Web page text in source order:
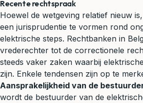
Recente rechtspraak
Hoewel de wetgeving relatief nieuw
een jurisprudentie te vormen rond
elektrische steps. Rechtbanken in
vrederechter tot de correctionele
steeds vaker zaken waarbij
zijn. Enkele tendensen zijn op te
Aansprakelijkheid van de
wordt de bestuurder van de